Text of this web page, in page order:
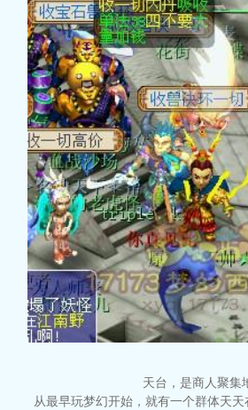
天台，是商人聚集
从最早玩梦幻开始，就有一个群体天天